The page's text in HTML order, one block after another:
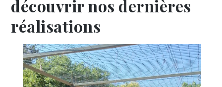
découvrir nos dernières
réalisations